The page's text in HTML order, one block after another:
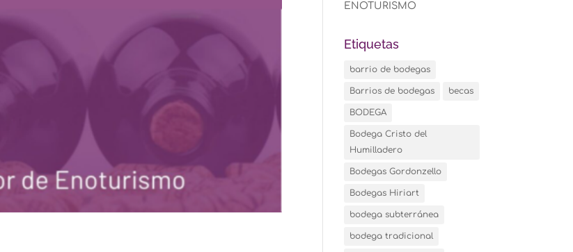
ENOTURISMO
Etiquetas
barrio de bodegas
Barrios de bodegas becas
BODEGA
Bodega Cristo del
Humilladero
Bodegas Gordonzello
Bodegas Hiriart
bodega subterránea
bodega tradicional